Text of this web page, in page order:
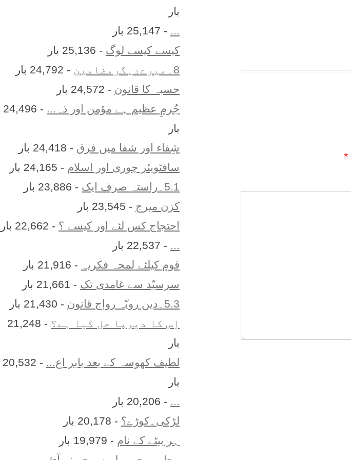
*
بار
- 25,147 بار
کیسے کیسے لوگ - 25,136 بار
8۔میرےدیگرمضامین
- 24,792 بار
حسبہ کا قانون - 24,572 بار
جُرمِ عظیم ہے مؤمن اور ذہ...
- 24,496
بار
شِفاء اور شفا میں فرق - 24,418 بار
سافٹویئر چوری اور اسلام - 24,165 بار
5.1۔راستہ صرف ایک
- 23,886 بار
کزن ميرج - 23,545 بار
احتجاج کس لئے اور کیسے ؟ - 22,662 بار
- 22,537 بار
قوم کیلئے لمحہ فکریہ
- 21,916 بار
سرسیّد سے غامدی تک - 21,661 بار
5.3۔دین رویّہ رواج قانون
- 21,430 بار
اِس کا ديرپا حل کيا ہے؟
- 21,248
بار
لطیف کھوسہ کے بعد بابر اع...
- 20,532
بار
- 20,206 بار
لڑکی۔کوڑے؟ - 20,178 بار
ہر بيٹے کے نام - 19,979 بار